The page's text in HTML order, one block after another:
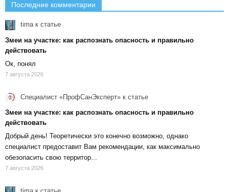
Последние комментарии
timaк статье
Змеи на участке: как распознать опасность и правильно
действовать
Ок, понял
7 августа 2026
Специалист «ПрофСанЭксперт» к статье
Змеи на участке: как распознать опасность и правильно
действовать
Добрый день! Теоретически это конечно возможно, однако
специалист предоставит Вам рекомендации, как максимально
обезопасить свою территор...
7 августа 2026